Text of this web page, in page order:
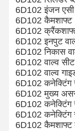
HINO इंजन पार्ट्स
यानमार इंजन पार्ट्स
वीचाई इंजन के पुर्जे
पर्किन्स इंजन पार्ट्स
6D102 इंजन एसी
6D102 कैमशाफ्ट
6D102
6D102 इनपुट
6D102 निकास
6D102 वाल्व सीट
6D102 वाल्व
6D102 कनेक्टिंग
6D102 मुख्य
6D102 कनेक्टिंग
6D102 कनेक्टिंग
6D102 कैमशाफ्ट